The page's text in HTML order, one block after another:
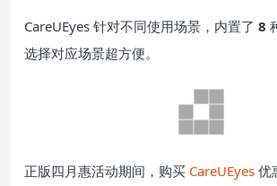
CareUEyes 针对不同使用场景，内置了 8
选择对应场景超方便。
正版四月惠活动期间，购买 CareUEyes 优